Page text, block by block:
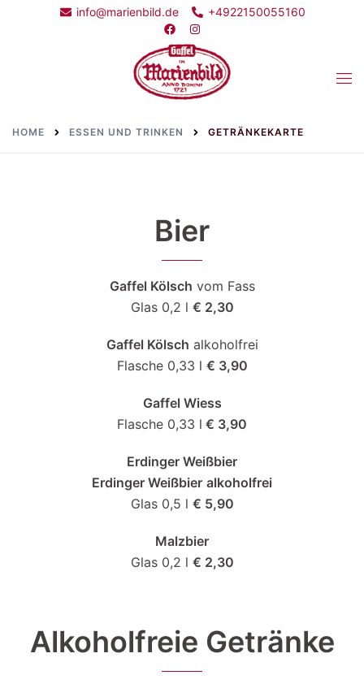
info@marienbild.de +4922150055160
HOME ESSEN UND TRINKEN GETRÄNKEKARTE
Bier
Gaffel Kölsch vom Fass
Glas 0,2 l € 2,30
Gaffel Kölsch alkoholfrei
Flasche 0,33 l € 3,90
Gaffel Wiess
Flasche 0,33 l € 3,90
Erdinger Weißbier
Erdinger Weißbier alkoholfrei
Glas 0,5 l € 5,90
Malzbier
Glas 0,2 l € 2,30
Alkoholfreie Getränke